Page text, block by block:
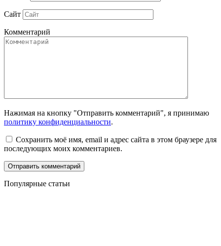
Сайт
Комментарий
Нажимая на кнопку "Отправить комментарий", я принимаю
политику конфиденциальности.
Сохранить моё имя, email и адрес сайта в этом браузере для
последующих моих комментариев.
Популярные статьи